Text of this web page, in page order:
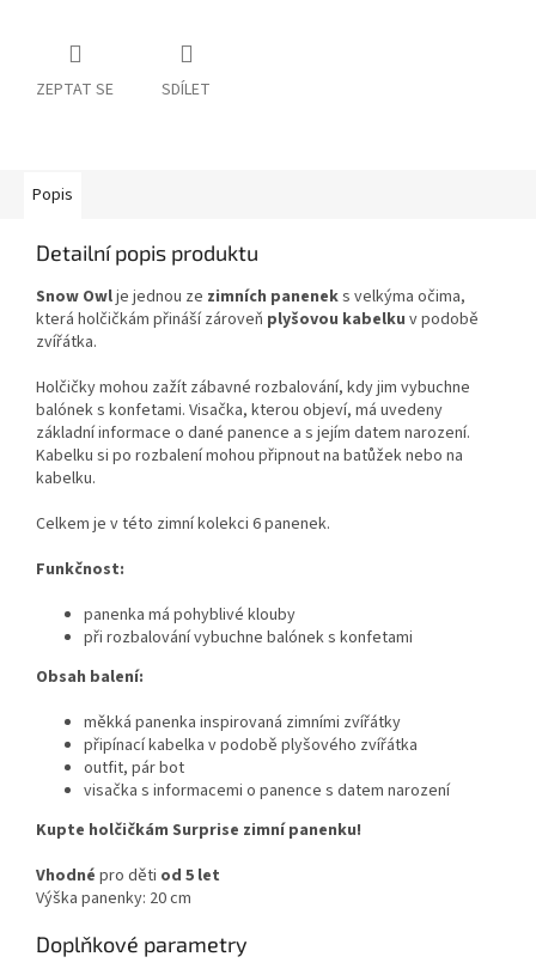
ZEPTAT SE SDÍLET
Popis
Detailní popis produktu
Snow Owlje jednou ze zimních paneneks velkýma očima,
která holčičkám přináší zároveň plyšovou kabelku v podobě
zvířátka.
Holčičky mohou zažít zábavné rozbalování, kdy jim vybuchne
balónek s konfetami. Visačka, kterou objeví, má uvedeny
základní informace o dané panence a s jejím datem narození.
Kabelku si po rozbalení mohou připnout na batůžek nebo na
kabelku.
Celkem je v této zimní kolekci 6 panenek.
Funkčnost:
panenka má pohyblivé klouby
při rozbalování vybuchne balónek s konfetami
Obsah balení:
měkká panenka inspirovaná zimními zvířátky
připínací kabelka v podobě plyšového zvířátka
outfit, pár bot
visačka s informacemi o panence s datem narození
Kupte holčičkám Surprise zimní panenku!
Vhodné pro děti od 5 let
Výška panenky: 20 cm
Doplňkové parametry